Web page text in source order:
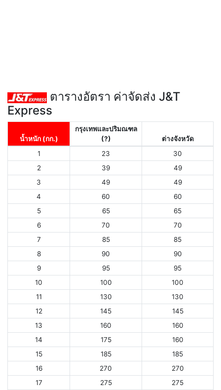
ตารางอัตรา ค่าจัดส่ง J&T
Express
น้ำหนัก (กก.)
กรุงเทพและปริมณฑล
(?)
ต่างจังหวัด
1
23
30
2
39
49
3
49
49
4
60
60
5
65
65
6
70
70
7
85
85
8
90
90
9
95
95
10
100
100
11
130
130
12
145
145
13
160
160
14
175
160
15
185
185
16
270
270
17
275 275